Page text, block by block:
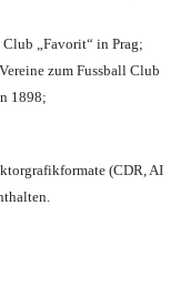
„Favorit“ in Prag;
zum Fussball Club
1898;
(CDR, AI